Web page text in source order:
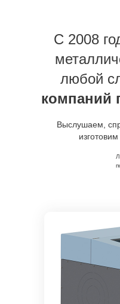
C 2008
любой
компаний
Выслушаем,